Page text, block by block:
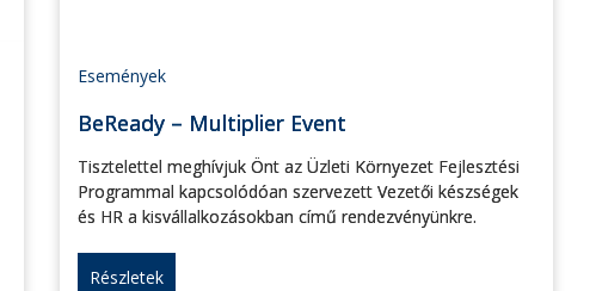
Események
BeReady – Multiplier Event
Tisztelettel meghívjuk Önt az Üzleti Környezet Fejlesztési
Programmal kapcsolódóan szervezett Vezetői készségek
és HR a kisvállalkozásokban című rendezvényünkre.
Részletek